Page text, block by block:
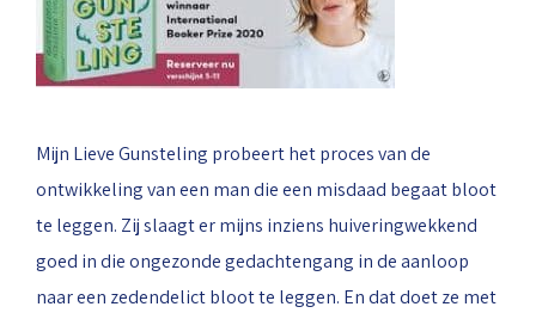
Mijn Lieve Gunsteling probeert het proces van de
ontwikkeling van een man die een misdaad begaat bloot
te leggen. Zij slaagt er mijns inziens huiveringwekkend
goed in die ongezonde gedachtengang in de aanloop
naar een zedendelict bloot te leggen. En dat doet ze met